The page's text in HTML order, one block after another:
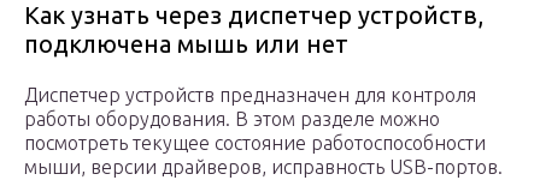
Как узнать через диспетчер устройств,
подключена мышь или нет
Диспетчер устройств предназначен для контроля
работы оборудования. В этом разделе можно
посмотреть текущее состояние работоспособности
мыши, версии драйверов, исправность USB-портов.